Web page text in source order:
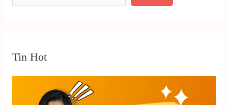
Tin Hot